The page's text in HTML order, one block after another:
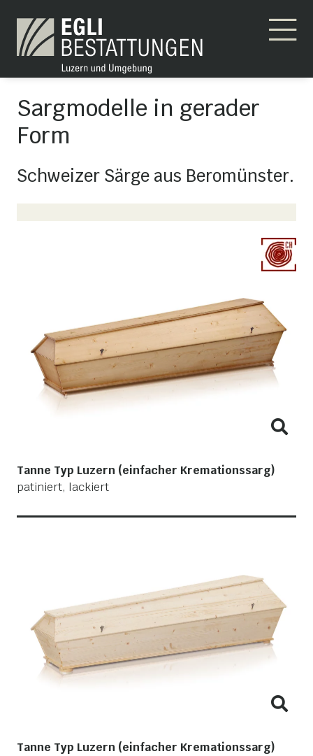
Sargmodelle in gerader
Form
Schweizer Särge aus Beromünster.
Tanne Typ Luzern (einfacher Kremationssarg)
patiniert, lackiert
Tanne Typ Luzern (einfacher Kremationssarg)